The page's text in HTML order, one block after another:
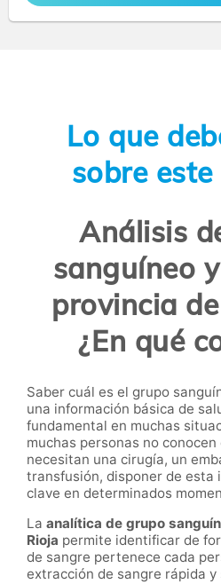
Lo que
sobre
Análisis
sanguíneo
provincia
¿En qué
Saber cuál es el grupo
una información básica de
fundamental en muchas
muchas personas no
necesitan una cirugía, un
transfusión, disponer de esta
clave en determinados
La analítica de grupo
Rioja permite identificar de
de sangre pertenece cada
extracción de sangre rápida y